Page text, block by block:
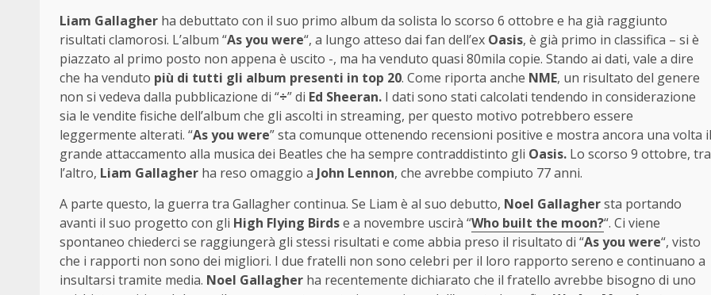
Liam Gallagher ha debuttato con il suo primo album da solista lo scorso 6 ottobre e ha già raggiunto
risultati clamorosi. L’album “As you were“, a lungo atteso dai fan dell’ex Oasis, è già primo in classifica – si è
piazzato al primo posto non appena è uscito -, ma ha venduto quasi 80mila copie. Stando ai dati, vale a dire
che ha venduto più di tutti gli album presenti in top 20. Come riporta anche NME, un risultato del genere
non si vedeva dalla pubblicazione di “÷” di Ed Sheeran. I dati sono stati calcolati tendendo in considerazione
sia le vendite fisiche dell’album che gli ascolti in streaming, per questo motivo potrebbero essere
leggermente alterati. “As you were” sta comunque ottenendo recensioni positive e mostra ancora una volta il
grande attaccamento alla musica dei Beatles che ha sempre contraddistinto gli Oasis. Lo scorso 9 ottobre, tra
l’altro, Liam Gallagher ha reso omaggio a John Lennon, che avrebbe compiuto 77 anni.
A parte questo, la guerra tra Gallagher continua. Se Liam è al suo debutto, Noel Gallaghersta portando
avanti il suo progetto con gli High Flying Birdse a novembre uscirà “Who built the moon?“. Ci viene
spontaneo chiederci se raggiungerà gli stessi risultati e come abbia preso il risultato di “As you were“, visto
che i rapporti non sono dei migliori. I due fratelli non sono celebri per il loro rapporto sereno e continuano a
insultarsi tramite media. Noel Gallagher ha recentemente dichiarato che il fratello avrebbe bisogno di uno